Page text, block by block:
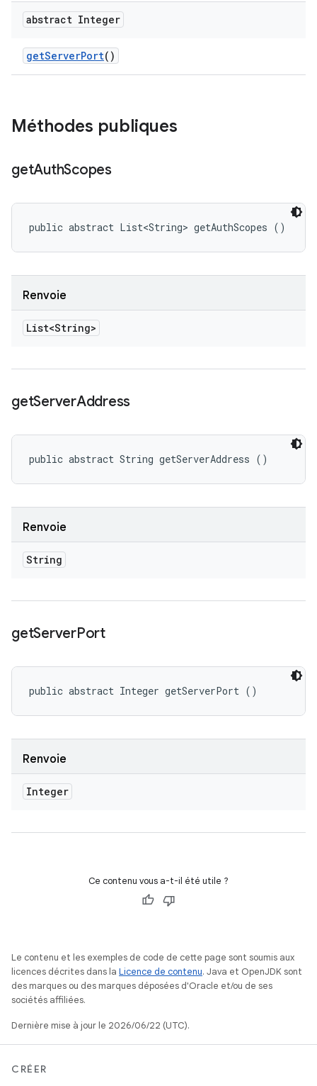
abstract Integer
getServerPort()
Méthodes publiques
getAuthScopes
public abstract List<String> getAuthScopes ()
Renvoie
List<String>
getServerAddress
public abstract String getServerAddress ()
Renvoie
String
getServerPort
public abstract Integer getServerPort ()
Renvoie
Integer
Ce contenu vous a-t-il été utile ?
Le contenu et les exemples de code de cette page sont soumis aux
licences décrites dans la Licence de contenu. Java et OpenJDK sont
des marques ou des marques déposées d'Oracle et/ou de ses
sociétés affiliées.
Dernière mise à jour le 2026/06/22 (UTC).
CRÉER